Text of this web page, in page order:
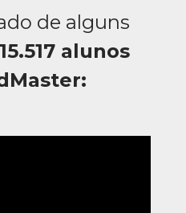
de alguns
15.517 alunos